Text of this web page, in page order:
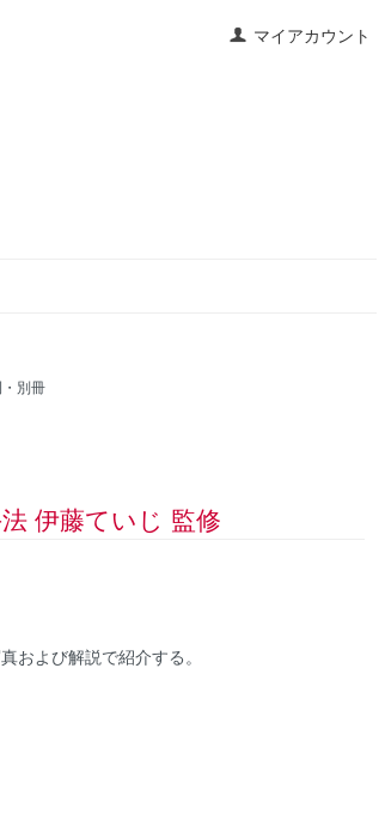
マイアカウント
別冊
伊藤ていじ 監修
および解説で紹介する。